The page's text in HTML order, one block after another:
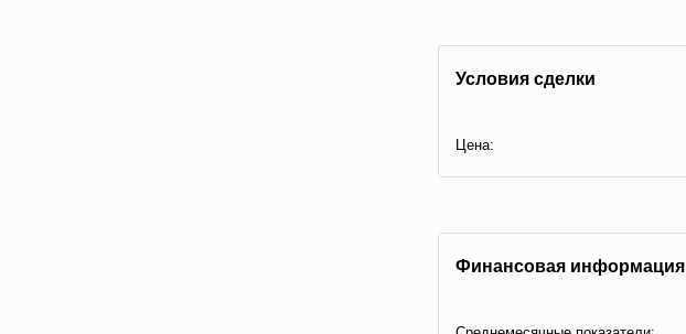
Условия сделки
Цена:
Финансовая информация